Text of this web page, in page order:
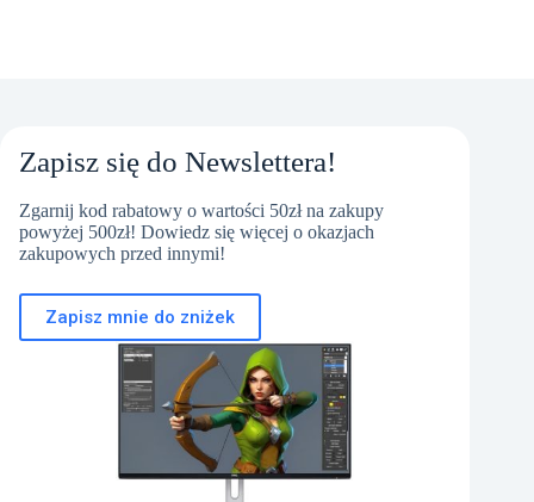
Zapisz się do Newslettera!
Zgarnij kod rabatowy o wartości 50zł na zakupy
powyżej 500zł! Dowiedz się więcej o okazjach
zakupowych przed innymi!
Zapisz mnie do zniżek